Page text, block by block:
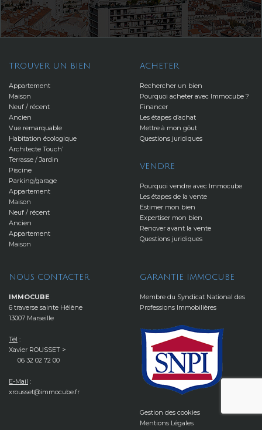
TROUVER UN BIEN
Appartement
Maison
Neuf / récent
Ancien
Vue remarquable
Habitation écologique
Architecte Touch’
Terrasse / Jardin
Piscine
Parking/garage
Appartement
Maison
Neuf / récent
Ancien
Appartement
Maison
ACHETER
Rechercher un bien
Pourquoi acheter avec Immocube ?
Financer
Les étapes d’achat
Mettre à mon gôut
Questions juridiques
VENDRE
Pourquoi vendre avec Immocube
Les étapes de la vente
Estimer mon bien
Expertiser mon bien
Renover avant la vente
Questions juridiques
NOUS CONTACTER
IMMOCUBE
6 traverse sainte Hélène
13007 Marseille
Tél :
Xavier ROUSSET >
06 32 02 72 00
E-Mail :
xrousset@immocube.fr
GARANTIE IMMOCUBE
Membre du Syndicat National des
Professions Immobilières
Gestion des cookies
Mentions Légales